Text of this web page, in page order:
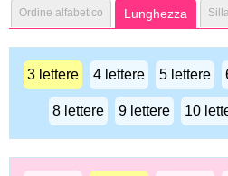
Ordine alfabetico Lunghezza
3 lettere 4 lettere 5 lettere
8 lettere 9 lettere 10